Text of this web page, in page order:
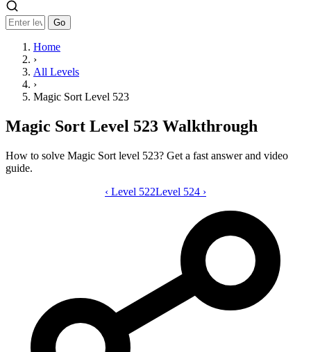
Go
Home
›
All Levels
›
Magic Sort Level 523
Magic Sort Level 523 Walkthrough
How to solve Magic Sort level 523? Get a fast answer and video
guide.
Magic Sort level 523 video guide
‹ Level 522Level 524 ›